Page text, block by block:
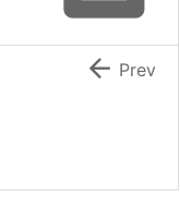
 Prev